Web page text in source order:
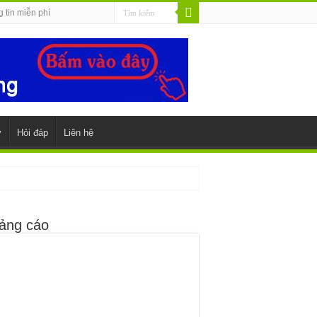
tin miễn phí
Hỏi đáp Liên hệ
cáo